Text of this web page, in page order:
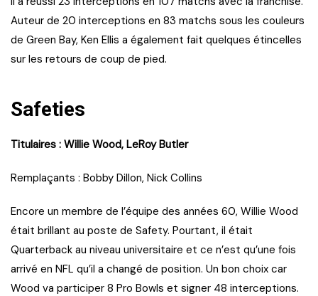
Auteur de 20 interceptions en 83 matchs sous les couleurs
de Green Bay, Ken Ellis a également fait quelques étincelles
sur les retours de coup de pied.
Safeties
Titulaires : Willie Wood, LeRoy Butler
Remplaçants : Bobby Dillon, Nick Collins
Encore un membre de l’équipe des années 60, Willie Wood
était brillant au poste de Safety. Pourtant, il était
Quarterback au niveau universitaire et ce n’est qu’une fois
arrivé en NFL qu’il a changé de position. Un bon choix car
Wood va participer 8 Pro Bowls et signer 48 interceptions.